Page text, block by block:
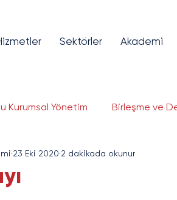
Sektörler Akademi
Kurumsal Yönetim Birleşme ve
Fikri ve Sınai Mülkiyet Bilişim ve
23 Eki 2020 2 dakikada okunur